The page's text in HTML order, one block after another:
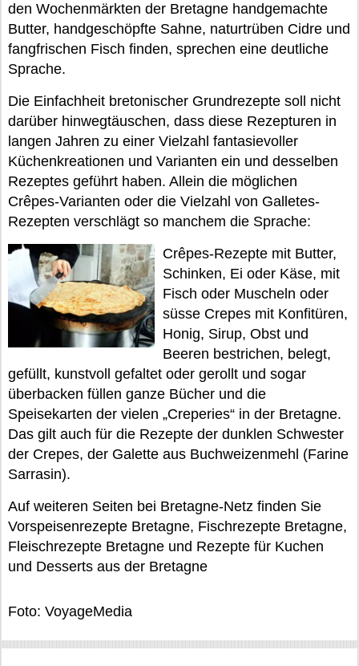
den Wochenmärkten der Bretagne handgemachte
Butter, handgeschöpfte Sahne, naturtrüben Cidre und
fangfrischen Fisch finden, sprechen eine deutliche
Sprache.
Die Einfachheit bretonischer Grundrezepte soll nicht
darüber hinwegtäuschen, dass diese Rezepturen in
langen Jahren zu einer Vielzahl fantasievoller
Küchenkreationen und Varianten ein und desselben
Rezeptes geführt haben. Allein die möglichen
Crêpes-Varianten oder die Vielzahl von Galletes-
Rezepten verschlägt so manchem die Sprache:
Crêpes-Rezepte mit Butter,
Schinken, Ei oder Käse, mit
Fisch oder Muscheln oder
süsse Crepes mit Konfitüren,
Honig, Sirup, Obst und
Beeren bestrichen, belegt,
gefüllt, kunstvoll gefaltet oder gerollt und sogar
überbacken füllen ganze Bücher und die
Speisekarten der vielen „Creperies“ in der Bretagne.
Das gilt auch für die Rezepte der dunklen Schwester
der Crepes, der Galette aus Buchweizenmehl (Farine
Sarrasin).
Auf weiteren Seiten bei Bretagne-Netz finden Sie
Vorspeisenrezepte Bretagne, Fischrezepte Bretagne,
Fleischrezepte Bretagne und Rezepte für Kuchen
und Desserts aus der Bretagne
Foto: VoyageMedia